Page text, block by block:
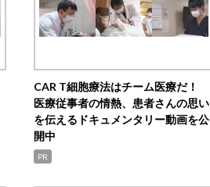
CAR T細胞療法はチーム医療だ！
医療従事者の情熱、患者さんの思い
を伝えるドキュメンタリー動画を公
開中
PR